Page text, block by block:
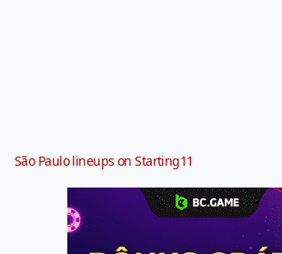
São Paulo lineups on Starting11